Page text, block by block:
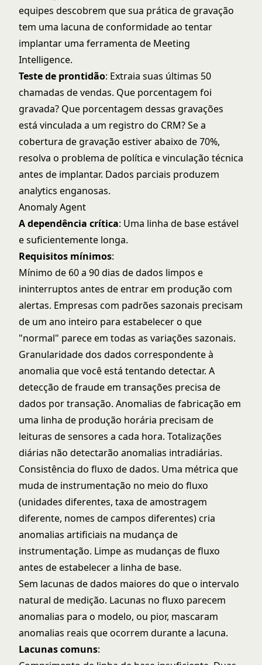
equipes descobrem que sua prática de gravação
tem uma lacuna de conformidade ao tentar
implantar uma ferramenta de Meeting
Intelligence.
Teste de prontidão: Extraia suas últimas 50
chamadas de vendas. Que porcentagem foi
gravada? Que porcentagem dessas gravações
está vinculada a um registro do CRM? Se a
cobertura de gravação estiver abaixo de 70%,
resolva o problema de política e vinculação técnica
antes de implantar. Dados parciais produzem
analytics enganosas.
Anomaly Agent
A dependência crítica: Uma linha de base estável
e suficientemente longa.
Requisitos mínimos:
Mínimo de 60 a 90 dias de dados limpos e
ininterruptos antes de entrar em produção com
alertas. Empresas com padrões sazonais precisam
de um ano inteiro para estabelecer o que
"normal" parece em todas as variações sazonais.
Granularidade dos dados correspondente à
anomalia que você está tentando detectar. A
detecção de fraude em transações precisa de
dados por transação. Anomalias de fabricação em
uma linha de produção horária precisam de
leituras de sensores a cada hora. Totalizações
diárias não detectarão anomalias intradiárias.
Consistência do fluxo de dados. Uma métrica que
muda de instrumentação no meio do fluxo
(unidades diferentes, taxa de amostragem
diferente, nomes de campos diferentes) cria
anomalias artificiais na mudança de
instrumentação. Limpe as mudanças de fluxo
antes de estabelecer a linha de base.
Sem lacunas de dados maiores do que o intervalo
natural de medição. Lacunas no fluxo parecem
anomalias para o modelo, ou pior, mascaram
anomalias reais que ocorrem durante a lacuna.
Lacunas comuns: